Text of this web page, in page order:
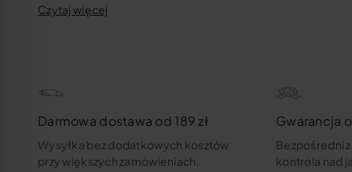
Czytaj więcej
Darmowa dostawa od 189 zł
Wysyłka bez dodatkowych kosztów
przy większych zamówieniach.
Gwarancja
Bezpośredni
kontrola nad